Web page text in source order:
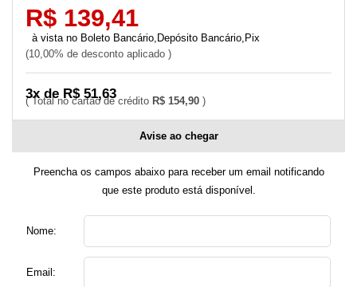
R$ 154,90
3x de R$ 51,63
R$ 139,41
10,00% de desconto aplicado
Boleto Bancário,Depósito Bancário,Pix
Avise ao chegar
Preencha os campos abaixo para receber um email notificando
que este produto está disponível.
Nome:
Email: